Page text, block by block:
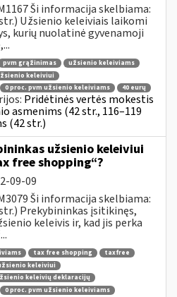
Ši informacija skelbiama:
Užsienio keleiviais laikomi
kurių nuolatinė gyvenamoji
pvm grąžinimas
užsienio keleiviams
keleiviui
0 proc. pvm užsienio keleiviams 40 eurų
Pridėtinės vertės mokestis
asmenims (42 str., 116–119
(42 str.)
užsienio keleiviui
free shopping“?
09-09
Ši informacija skelbiama:
Prekybininkas įsitikinęs,
keleivis ir, kad jis perka
tax free shopping
taxfree
keleiviui
keleivių deklaracijų
0 proc. pvm užsienio keleiviams